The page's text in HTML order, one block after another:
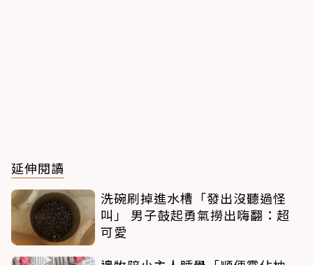
延伸閱讀
洗碗刷掉進水槽「發出沒聽過怪
叫」 男子鼓起勇氣撈出嗨翻：超
可愛